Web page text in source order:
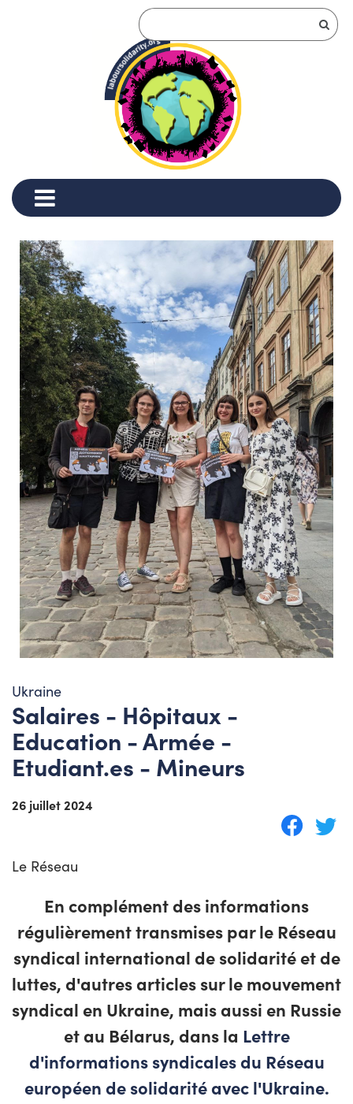
Ukraine
Salaires - Hôpitaux -
Education - Armée -
Etudiant.es - Mineurs
26 juillet 2024
Le Réseau
En complément des informations
régulièrement transmises par leRéseau
syndical international de solidarité et de
luttes, d'autres articles sur le mouvement
syndical en Ukraine, mais aussi en Russie
et au Bélarus, dans la Lettre
d'informations syndicales du Réseau
européen de solidarité avec l'Ukraine.